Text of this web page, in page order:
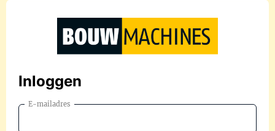
Inloggen
E-mailadres